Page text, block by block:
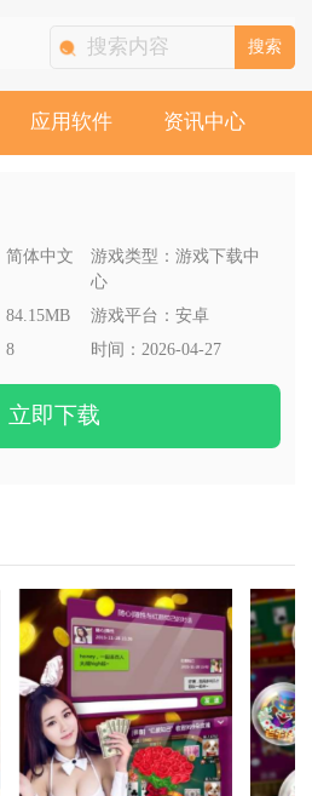
搜索
应用软件 资讯中心
简体中文 游戏类型：游戏下载中
心
84.15MB 游戏平台：安卓
8 时间：2026-04-27
立即下载